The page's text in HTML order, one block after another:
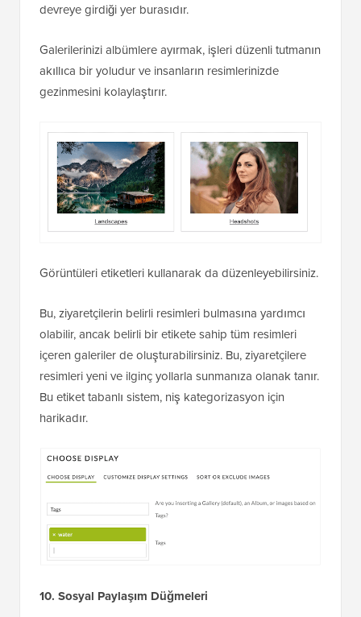
devreye girdiği yer burasıdır.
Galerilerinizi albümlere ayırmak, işleri düzenli tutmanın
akıllıca bir yoludur ve insanların resimlerinizde
gezinmesini kolaylaştırır.
Görüntüleri etiketleri kullanarak da düzenleyebilirsiniz.
Bu, ziyaretçilerin belirli resimleri bulmasına yardımcı
olabilir, ancak belirli bir etikete sahip tüm resimleri
içeren galeriler de oluşturabilirsiniz. Bu, ziyaretçilere
resimleri yeni ve ilginç yollarla sunmanıza olanak tanır.
Bu etiket tabanlı sistem, niş kategorizasyon için
harikadır.
10. Sosyal Paylaşım Düğmeleri